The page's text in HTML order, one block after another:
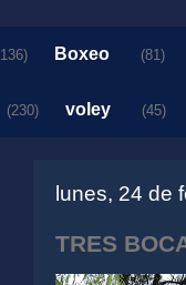
Boxeo (81)
(230) voley (45)
lunes, 24 de
TRES